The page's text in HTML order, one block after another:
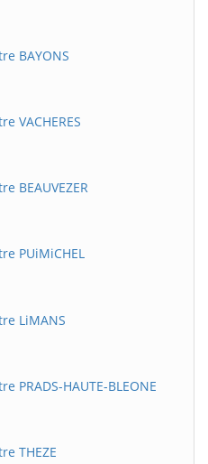
BAYONS
VACHERES
BEAUVEZER
PUiMiCHEL
LiMANS
PRADS-HAUTE-BLEONE
THEZE